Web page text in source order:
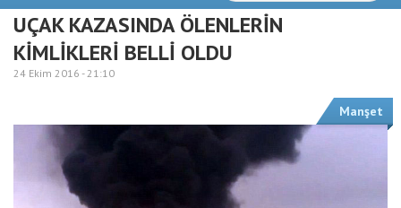
UÇAK KAZASINDA ÖLENLERİN
KİMLİKLERİ BELLİ OLDU
24 Ekim 2016 -21:10
Manşet